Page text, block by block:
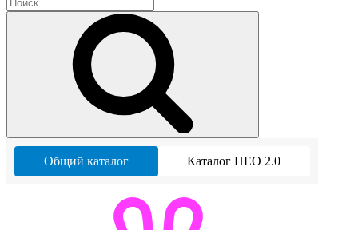
Общий каталог Каталог НЕО 2.0